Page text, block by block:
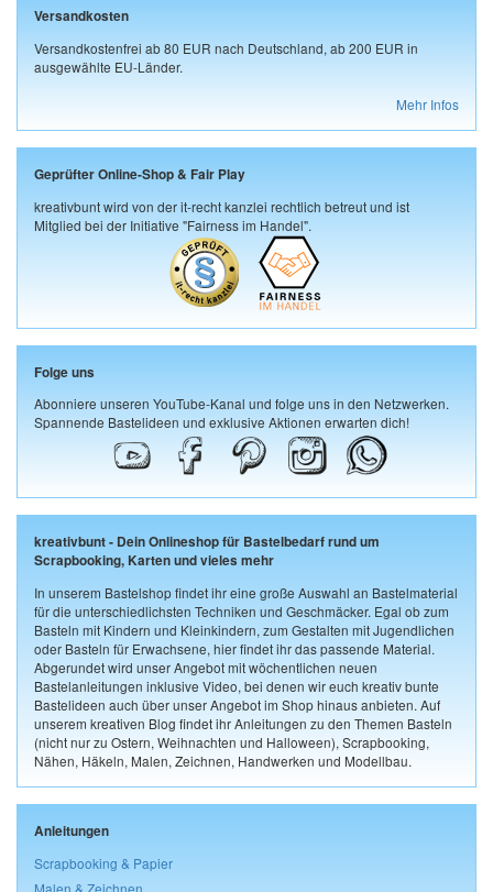
Versandkosten
Versandkostenfrei ab 80 EUR nach Deutschland, ab 200 EUR in
ausgewählte EU-Länder.
Mehr Infos
Geprüfter Online-Shop & Fair Play
kreativbunt wird von der it-recht kanzlei rechtlich betreut und ist
Mitglied bei der Initiative "Fairness im Handel".
Folge uns
Abonniere unseren YouTube-Kanal und folge uns in den Netzwerken.
Spannende Bastelideen und exklusive Aktionen erwarten dich!
kreativbunt - Dein Onlineshop für Bastelbedarf rund um
Scrapbooking, Karten und vieles mehr
In unserem Bastelshop findet ihr eine große Auswahl an Bastelmaterial
für die unterschiedlichsten Techniken und Geschmäcker. Egal ob zum
Basteln mit Kindern und Kleinkindern, zum Gestalten mit Jugendlichen
oder Basteln für Erwachsene, hier findet ihr das passende Material.
Abgerundet wird unser Angebot mit wöchentlichen neuen
Bastelanleitungen inklusive Video, bei denen wir euch kreativ bunte
Bastelideen auch über unser Angebot im Shop hinaus anbieten. Auf
unserem kreativen Blog findet ihr Anleitungen zu den Themen Basteln
(nicht nur zu Ostern, Weihnachten und Halloween), Scrapbooking,
Nähen, Häkeln, Malen, Zeichnen, Handwerken und Modellbau.
Anleitungen
Scrapbooking & Papier